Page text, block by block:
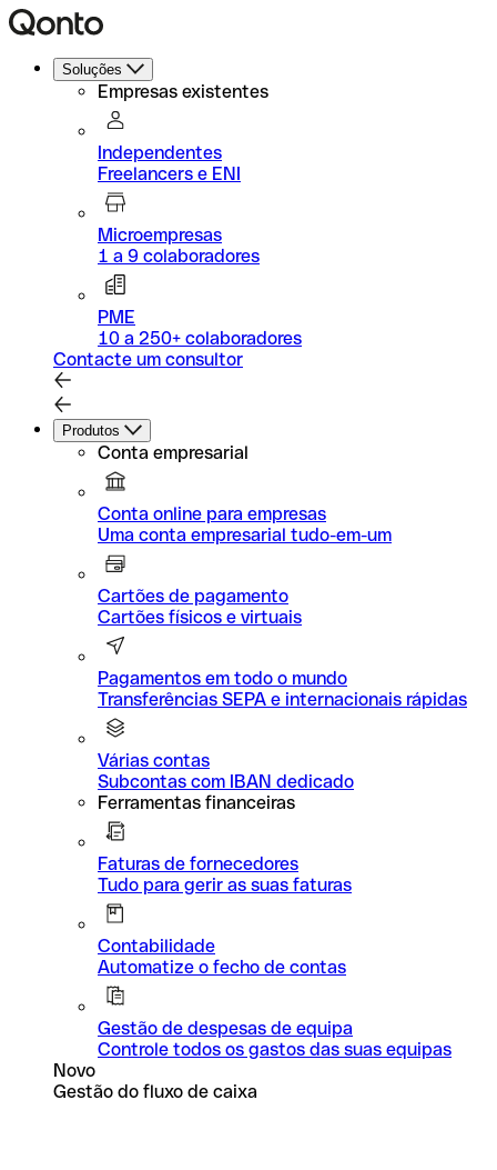
Soluções
Empresas existentes
Independentes
Freelancers e ENI
Microempresas
1 a 9 colaboradores
PME
10 a 250+ colaboradores
Contacte um consultor
Produtos
Conta empresarial
Conta online para empresas
Uma conta empresarial tudo-em-um
Cartões de pagamento
Cartões físicos e virtuais
Pagamentos em todo o mundo
Transferências SEPA e internacionais rápidas
Várias contas
Subcontas com IBAN dedicado
Ferramentas financeiras
Faturas de fornecedores
Tudo para gerir as suas faturas
Contabilidade
Automatize o fecho de contas
Gestão de despesas de equipa
Controle todos os gastos das suas equipas
Novo
Gestão do fluxo de caixa